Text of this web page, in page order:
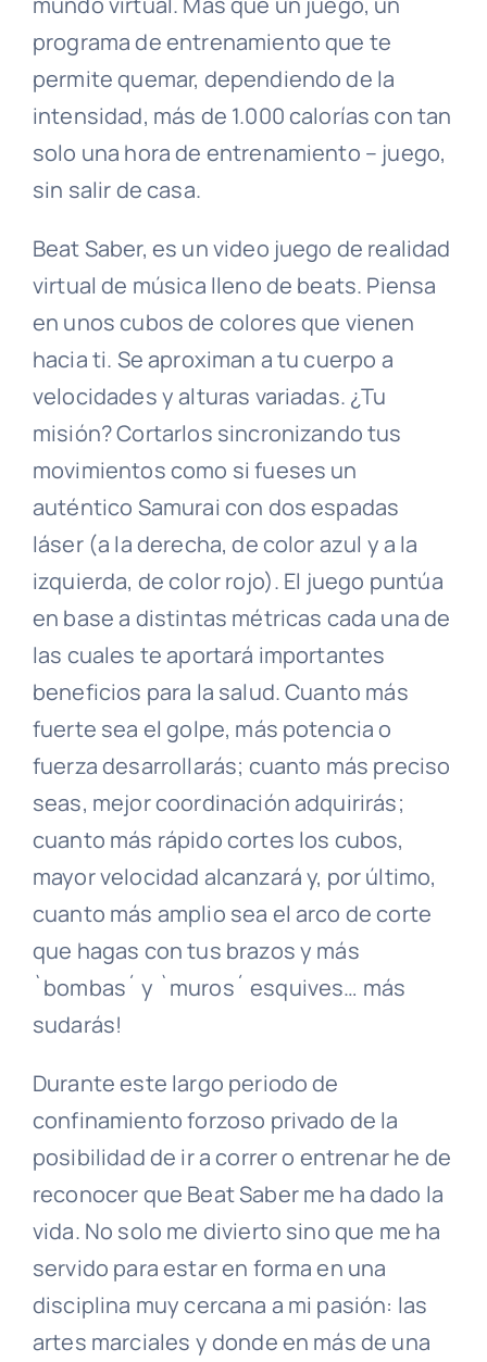
programa de entrenamiento que te
permite quemar, dependiendo de la
intensidad, más de 1.000 calorías con tan
solo una hora de entrenamiento – juego,
sin salir de casa.
Beat Saber, es un video juego de realidad
virtual de música lleno de beats. Piensa
en unos cubos de colores que vienen
hacia ti. Se aproximan a tu cuerpo a
velocidades y alturas variadas. ¿Tu
misión? Cortarlos sincronizando tus
movimientos como si fueses un
auténtico Samurai con dos espadas
láser (a la derecha, de color azul y a la
izquierda, de color rojo). El juego puntúa
en base a distintas métricas cada una de
las cuales te aportará importantes
beneficios para la salud. Cuanto más
fuerte sea el golpe, más potencia o
fuerza desarrollarás; cuanto más preciso
seas, mejor coordinación adquirirás;
cuanto más rápido cortes los cubos,
mayor velocidad alcanzará y, por último,
cuanto más amplio sea el arco de corte
que hagas con tus brazos y más
`bombas´ y `muros´ esquives… más
sudarás!
Durante este largo periodo de
confinamiento forzoso privado de la
posibilidad de ir a correr o entrenar he de
reconocer que Beat Saber me ha dado la
vida. No solo me divierto sino que me ha
servido para estar en forma en una
disciplina muy cercana a mi pasión: las
artes marciales y donde en más de una